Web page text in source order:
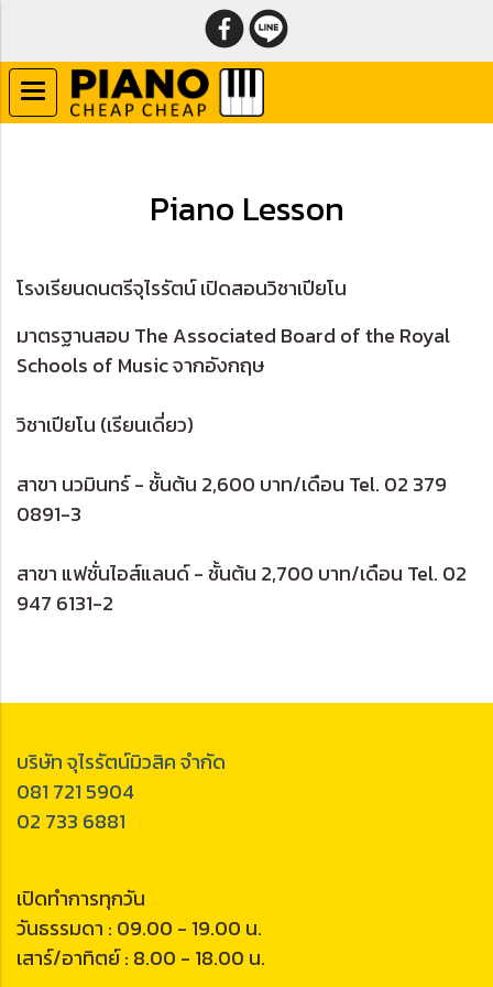
Piano Lesson
โรงเรียนดนตรีจุไรรัตน์ เปิดสอนวิชาเปียโน
มาตรฐานสอบ The Associated Board of the Royal
Schools of Music จากอังกฤษ
วิชาเปียโน (เรียนเดี่ยว)
สาขา นวมินทร์ - ชั้นต้น 2,600 บาท/เดือน Tel. 02 379
0891-3
สาขา แฟชั่นไอส์แลนด์ - ชั้นต้น 2,700 บาท/เดือน Tel. 02
947 6131-2
บริษัท จุไรรัตน์มิวสิค จำกัด
081 721 5904
02 733 6881
เปิดทำการทุกวัน
วันธรรมดา : 09.00 - 19.00 น.
เสาร์/อาทิตย์ : 8.00 - 18.00 น.